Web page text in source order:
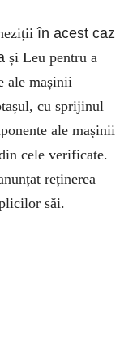
în acest caz
și Leu pentru a
ale mașinii
cu sprijinul
ale mașinii
cele verificate.
reținerea
săi.